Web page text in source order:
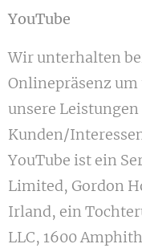
YouTube
Wir unterhalten
Onlinepräsenz
unsere
Kunden/
YouTube ist ein
Limited, Gordon
Irland, ein
LLC, 1600